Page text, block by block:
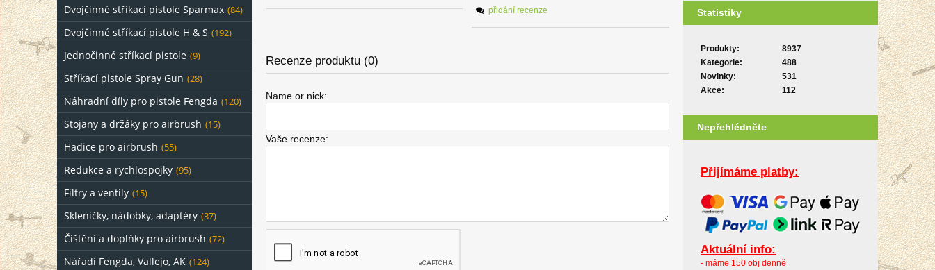
Dvojčinné stříkací pistole Sparmax (84)
Dvojčinné stříkací pistole H & S (192)
Jednočinné stříkací pistole (9)
Stříkací pistole Spray Gun (28)
Náhradní díly pro pistole Fengda (120)
Stojany a držáky pro airbrush (15)
Hadice pro airbrush (55)
Redukce a rychlospojky (95)
Filtry a ventily (15)
Skleničky, nádobky, adaptéry (37)
Čištění a doplňky pro airbrush (72)
Nářadí Fengda, Vallejo, AK (124)
přidání recenze
Recenze produktu (0)
Name or nick:
Vaše recenze:
Statistiky
Produkty:
8937
Kategorie:
488
Novinky:
531
Akce:
112
Nepřehlédněte
Přijímáme platby:
Aktuální info:
- máme 150 obj denně